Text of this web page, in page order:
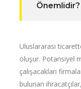
Önemlidir?
Uluslararası
oluşur. Potansiyel
çalışacakları
bulunan